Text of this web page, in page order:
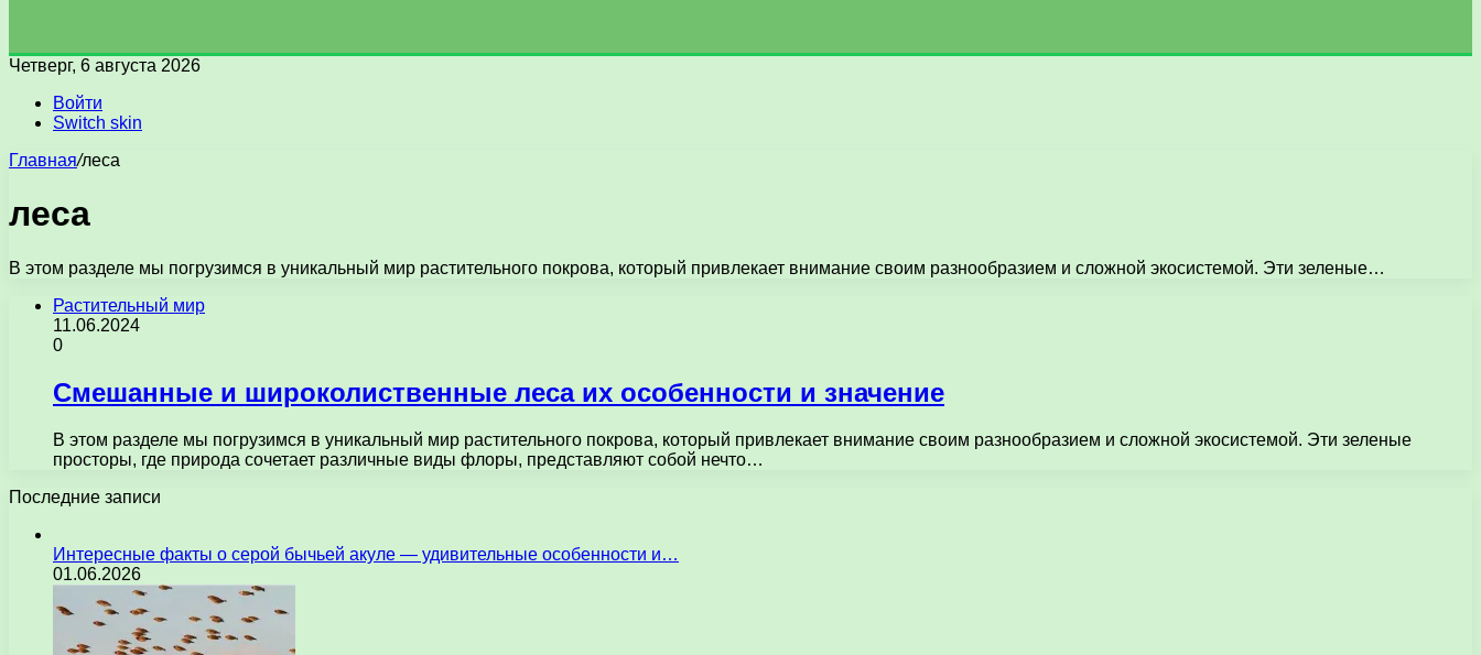
Четверг, 6 августа 2026
Войти
Switch skin
Главная/леса
леса
В этом разделе мы погрузимся в уникальный мир растительного покрова, который привлекает внимание своим разнообразием и сложной экосистемой. Эти зеленые…
Растительный мир
11.06.2024
0
Смешанные и широколиственные леса их особенности и значение
В этом разделе мы погрузимся в уникальный мир растительного покрова, который привлекает внимание своим разнообразием и сложной экосистемой. Эти зеленые
просторы, где природа сочетает различные виды флоры, представляют собой нечто…
Последние записи
Интересные факты о серой бычьей акуле — удивительные особенности и…
01.06.2026